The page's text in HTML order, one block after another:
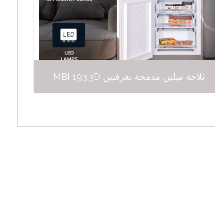
ثلاجة ميلين مدمجة بغرفتين MBI 193.3D